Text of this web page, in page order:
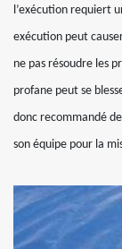
l’exécution requiert
exécution peut
ne pas résoudre les
profane peut se
donc recommandé
son équipe pour la